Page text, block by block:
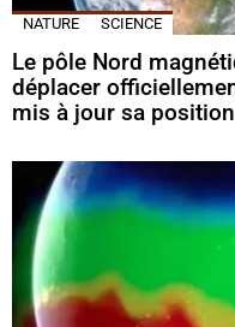
NATURE SCIENCE
Le pôle Nord
déplacer
mis à jour sa position